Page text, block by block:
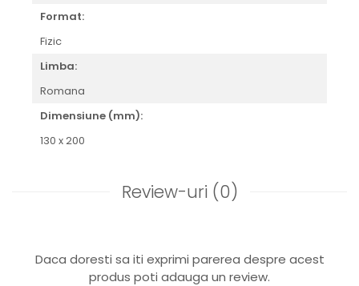
Format:
Fizic
Limba:
Romana
Dimensiune (mm):
130 x 200
Review-uri (0)
Daca doresti sa iti exprimi parerea despre acest
produs poti adauga un review.